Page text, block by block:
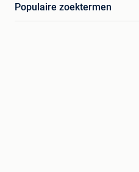
Populaire zoektermen